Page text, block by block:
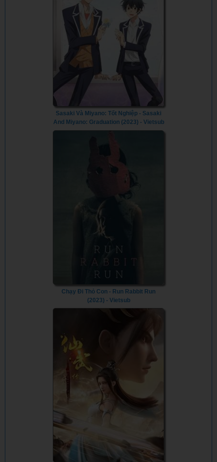
Sasaki Và Miyano: Tốt Nghiệp - Sasaki
And Miyano: Graduation (2023) - Vietsub
Chạy Đi Thỏ Con - Run Rabbit Run
(2023) - Vietsub